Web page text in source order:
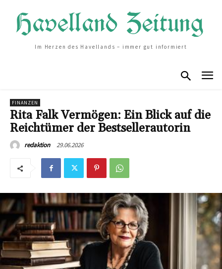
Im Herzen des Havellands – immer gut informiert
FINANZEN
Rita Falk Vermögen: Ein Blick auf die
Reichtümer der Bestsellerautorin
redaktion 29.06.2026